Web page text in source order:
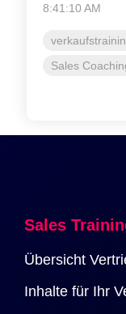
8:41:10 AM
Sales
Sales
Übersicht
Inhalte für Ihr